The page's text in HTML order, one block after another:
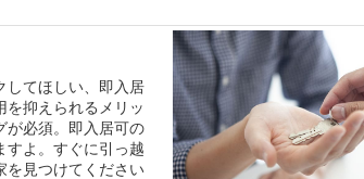
してほしい、即入居
を抑えられるメリッ
が必須。即入居可の
すよ。すぐに引っ越
を見つけてください